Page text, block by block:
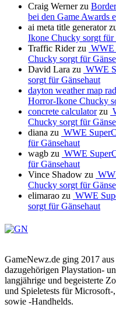
Craig Wernerzu
bei den Game Awards
ai meta title generator
Ikone Chucky sorgt für
Traffic Riderzu WWE
Chucky sorgt für
David Lara zu WWE
sorgt für Gänsehaut
dayton weather map
Horror-Ikone Chucky
concrete calculatorzu
Chucky sorgt für
diana zu WWE
für Gänsehaut
wagb zu WWE
für Gänsehaut
Vince Shadow zu
Chucky sorgt für
elimarao zu WWE
sorgt für Gänsehaut
GameNewz.de ging 2017
dazugehörigen Playstation-
langjährige und begeisterte
und Spieletests für
sowie -Handhelds.